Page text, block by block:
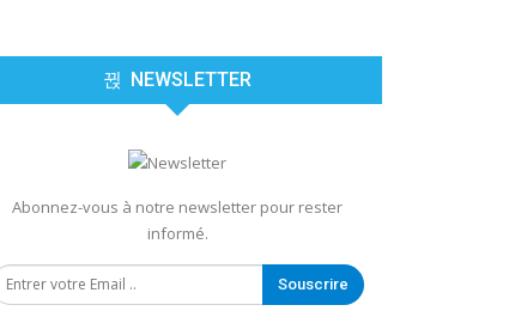
NEWSLETTER
Abonnez-vous à notre newsletter pour rester
informé.
Souscrire